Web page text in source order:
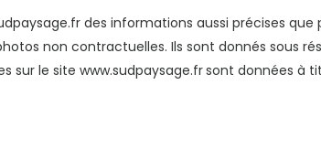
des informations aussi précises
non contractuelles. Ils sont donnés sous
sur le site www.sudpaysage.frsont données à